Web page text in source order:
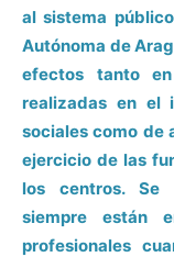
al sistema
Autónoma de
efectos tanto
realizadas en el
sociales como de
ejercicio de las
los centros. Se
siempre están
profesionales